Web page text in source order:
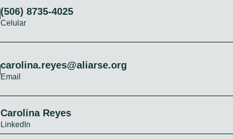
(506) 8735-4025
Celular
carolina.reyes@aliarse.org
Email
Carolina Reyes
LinkedIn